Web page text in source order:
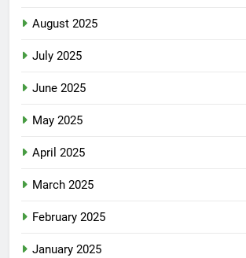
August 2025
July 2025
June 2025
May 2025
April 2025
March 2025
February 2025
January 2025